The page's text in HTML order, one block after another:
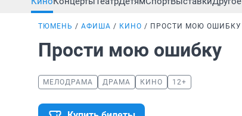
ТЮМЕНЬ АФИША КИНО ПРОСТИ МОЮ ОШИБКУ
Прости мою ошибку
МЕЛОДРАМА ДРАМА КИНО 12+